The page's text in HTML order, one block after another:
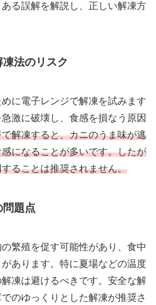
る誤解を解説し、正しい解凍方
法のリスク
に電子レンジで解凍を試みます
激に破壊し、食感を損なう原因
解凍すると、カニのうま味が逃
になることが多いです。したが
ることは推奨されません。
題点
繁殖を促す可能性があり、食中
あります。特に夏場などの温度
凍は避けるべきです。安全な解
のゆっくりとした解凍が推奨さ